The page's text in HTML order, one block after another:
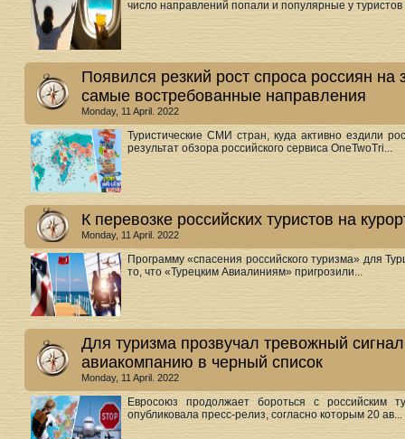
число направлений попали и популярные у туристов
Появился резкий рост спроса россиян
самые востребованные направления
Monday, 11 April. 2022
Туристические СМИ стран, куда активно ездили
результат обзора российского сервиса OneTwoTri...
К перевозке российских туристов на
Monday, 11 April. 2022
Программу «спасения российского туризма» для
то, что «Турецким Авиалиниям» пригрозили...
Для туризма прозвучал тревожный
авиакомпанию в черный список
Monday, 11 April. 2022
Евросоюз продолжает бороться с российским
опубликовала пресс-релиз, согласно которым 20 ав...